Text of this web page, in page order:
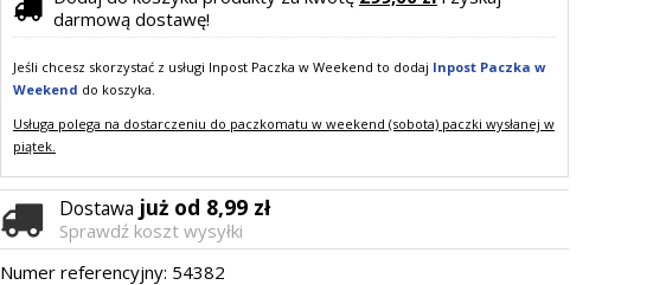
darmową dostawę!
Jeśli chcesz skorzystać z usługi Inpost Paczka w Weekend to dodaj Inpost Paczka w
Weekend do koszyka.
Usługa polega na dostarczeniu do paczkomatu w weekend (sobota) paczki wysłanej w
piątek.
Dostawa już od 8,99 zł
Sprawdź koszt wysyłki
Numer referencyjny: 54382